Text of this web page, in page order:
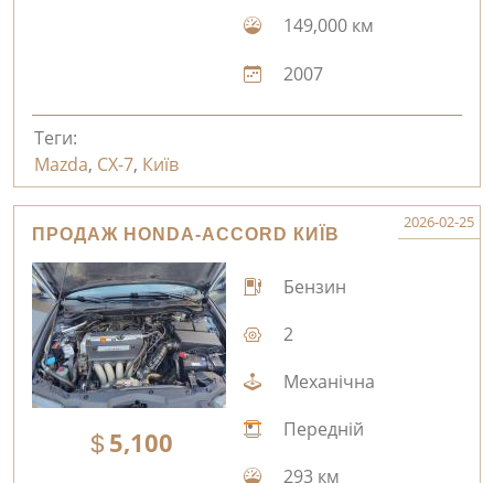
149,000 км
2007
Теги:
Mazda, CX-7, Київ
ПРОДАЖ HONDA-ACCORD КИЇВ
2026-02-25
5,100
Бензин
2
Механічна
Передній
293 км